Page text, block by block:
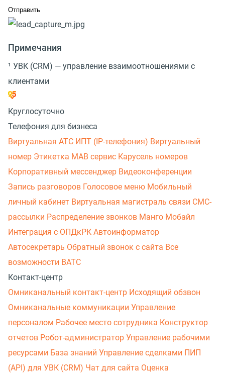
Примечания
¹ УВК (CRM) — управление взаимоотношениями с
клиентами
Круглосуточно
Телефония для бизнеса
Виртуальная АТС ИПТ (IP-телефония) Виртуальный
номер Этикетка МАВ сервис Карусель номеров
Корпоративный мессенджер Видеоконференции
Запись разговоров Голосовое меню Мобильный
личный кабинет Виртуальная магистраль связи СМС-
рассылки Распределение звонков Манго Мобайл
Интеграция с ОПДкРК Автоинформатор
Автосекретарь Обратный звонок с сайта Все
возможности ВАТС
Контакт-центр
Омниканальный контакт-центр Исходящий обзвон
Омниканальные коммуникации Управление
персоналом Рабочее место сотрудника Конструктор
отчетов Робот-администратор Управление рабочими
ресурсами База знаний Управление сделками ПИП
(API) для УВК (CRM) Чат для сайта Оценка